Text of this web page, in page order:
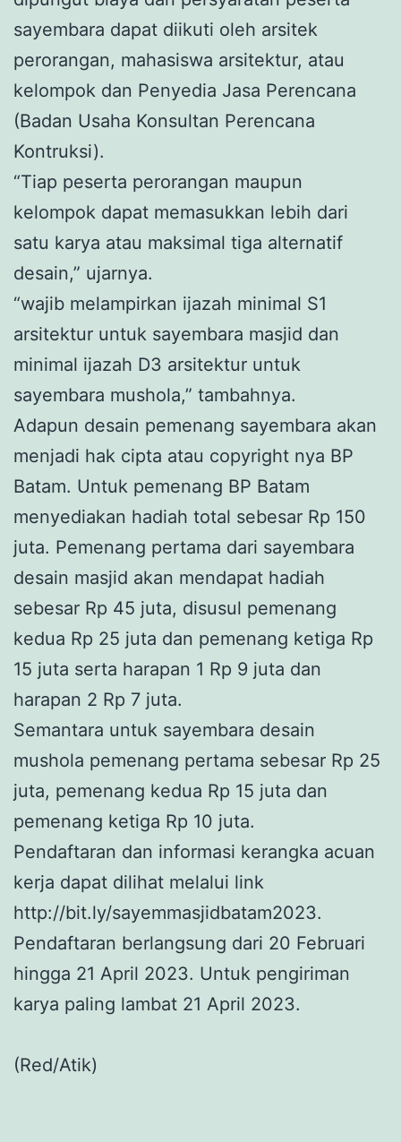
sayembara dapat diikuti oleh arsitek
perorangan, mahasiswa arsitektur, atau
kelompok dan Penyedia Jasa Perencana
(Badan Usaha Konsultan Perencana
Kontruksi).
“Tiap peserta perorangan maupun
kelompok dapat memasukkan lebih dari
satu karya atau maksimal tiga alternatif
desain,” ujarnya.
“wajib melampirkan ijazah minimal S1
arsitektur untuk sayembara masjid dan
minimal ijazah D3 arsitektur untuk
sayembara mushola,” tambahnya.
Adapun desain pemenang sayembara akan
menjadi hak cipta atau copyright nya BP
Batam. Untuk pemenang BP Batam
menyediakan hadiah total sebesar Rp 150
juta. Pemenang pertama dari sayembara
desain masjid akan mendapat hadiah
sebesar Rp 45 juta, disusul pemenang
kedua Rp 25 juta dan pemenang ketiga Rp
15 juta serta harapan 1 Rp 9 juta dan
harapan 2 Rp 7 juta.
Semantara untuk sayembara desain
mushola pemenang pertama sebesar Rp 25
juta, pemenang kedua Rp 15 juta dan
pemenang ketiga Rp 10 juta.
Pendaftaran dan informasi kerangka acuan
kerja dapat dilihat melalui link
http://bit.ly/sayemmasjidbatam2023.
Pendaftaran berlangsung dari 20 Februari
hingga 21 April 2023. Untuk pengiriman
karya paling lambat 21 April 2023.
(Red/Atik)